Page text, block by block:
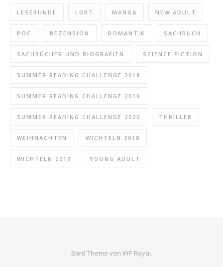
LESERUNDE LGBT MANGA NEW ADULT
POC REZENSION ROMANTIK SACHBUCH
SACHBÜCHER UND BIOGRAFIEN SCIENCE FICTION
SUMMER READING CHALLENGE 2018
SUMMER READING CHALLENGE 2019
SUMMER READING CHALLENGE 2020 THRILLER
WEIHNACHTEN WICHTELN 2018
WICHTELN 2019 YOUNG ADULT
Bard Theme von WP Royal.